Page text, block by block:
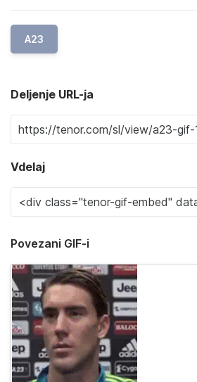
A23
Deljenje URL-ja
Vdelaj
Povezani GIF-i